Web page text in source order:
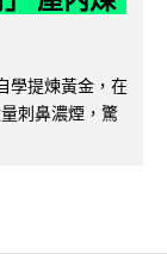
學提煉黃金，在
刺鼻濃煙，驚